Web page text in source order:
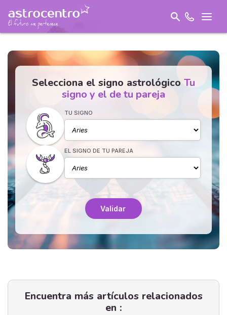
Selecciona el signo astrológico Tu
signo y el de tu pareja
TU SIGNO
EL SIGNO DE TU PAREJA
Validar
Encuentra más artículos relacionados
en :